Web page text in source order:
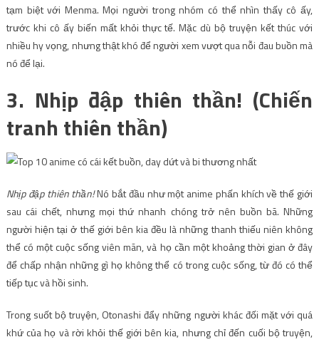
tạm biệt với Menma. Mọi người trong nhóm có thể nhìn thấy cô ấy,
trước khi cô ấy biến mất khỏi thực tế. Mặc dù bộ truyện kết thúc với
nhiều hy vọng, nhưng thật khó để người xem vượt qua nỗi đau buồn mà
nó để lại.
3. Nhịp đập thiên thần! (Chiến
tranh thiên thần)
Nhịp đập thiên thần!Nó bắt đầu như một anime phấn khích về thế giới
sau cái chết, nhưng mọi thứ nhanh chóng trở nên buồn bã. Những
người hiện tại ở thế giới bên kia đều là những thanh thiếu niên không
thể có một cuộc sống viên mãn, và họ cần một khoảng thời gian ở đây
để chấp nhận những gì họ không thể có trong cuộc sống, từ đó có thể
tiếp tục và hồi sinh.
Trong suốt bộ truyện, Otonashi đẩy những người khác đối mặt với quá
khứ của họ và rời khỏi thế giới bên kia, nhưng chỉ đến cuối bộ truyện,